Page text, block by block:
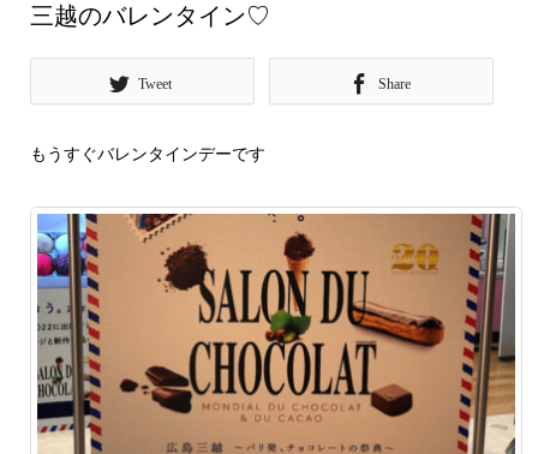
三越のバレンタイン♡
Tweet Share
もうすぐバレンタインデーです